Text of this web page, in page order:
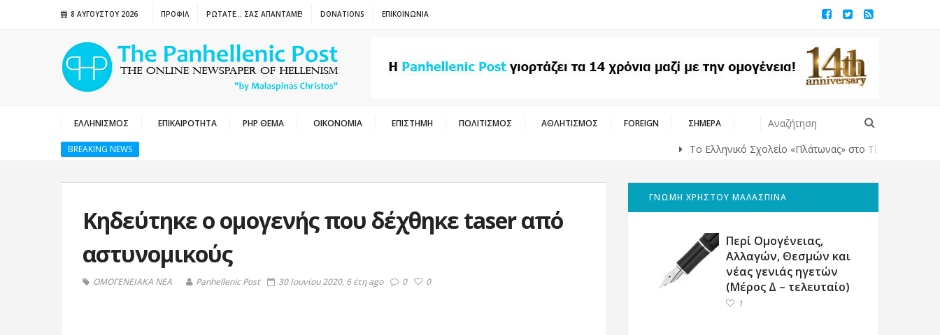
8 ΑΥΓΟΎΣΤΟΥ 2026 ΠΡΟΦΙΛ ΡΩΤΑΤΕ… ΣΑΣ ΑΠΑΝΤΑΜΕ! DONATIONS ΕΠΙΚΟΙΝΩΝΙΑ
ΕΛΛΗΝΙΣΜΟΣ ΕΠΙΚΑΙΡΟΤΗΤΑ PHP ΘΕΜΑ ΟΙΚΟΝΟΜΙΑ ΕΠΙΣΤΗΜΗ ΠΟΛΙΤΙΣΜΟΣ ΑΘΛΗΤΙΣΜΟΣ FOREIGN ΣΗΜΕΡΑ
BREAKING NEWS Το Ελληνικό Σχολείο «Πλάτωνας» στο Τίλμπουρχ της
Κηδεύτηκε ο ομογενής που δέχθηκε taser από
αστυνομικούς
ΟΜΟΓΕΝΕΙΑΚΑ ΝΕΑ Panhellenic Post 30 Ιουνίου 2020, 6 έτη ago 0 0
ΓΝΩΜΗ ΧΡΗΣΤΟΥ ΜΑΛΑΣΠΙΝΑ
Περί Ομογένειας,
Αλλαγών, Θεσμών και
νέας γενιάς ηγετών
(Μέρος Δ – τελευταίο)
1